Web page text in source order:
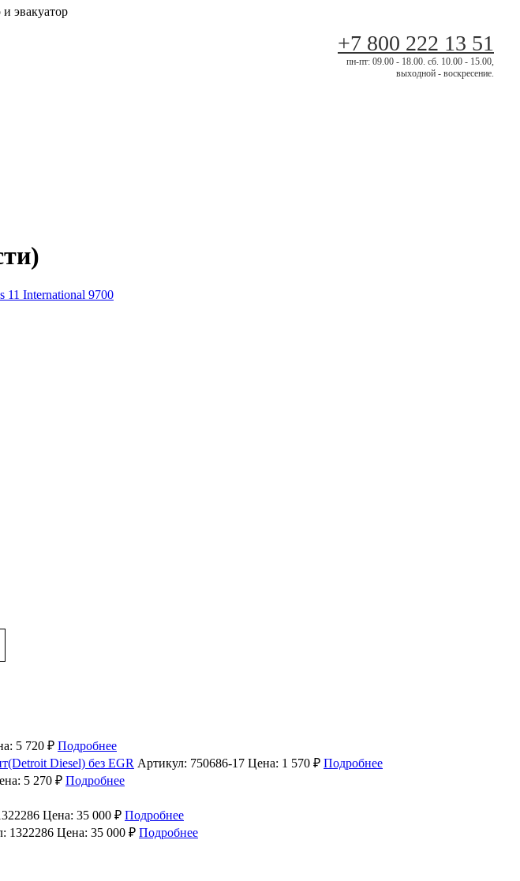
и эвакуатор
+7 800 222 13 51
пн-пт: 09.00 - 18.00. сб. 10.00 - 15.00,
выходной - воскресение.
11 International 9700
5 720 ₽ Подробнее
Diesel) без EGR Артикул: 750686-17 Цена: 1 570 ₽ Подробнее
5 270 ₽ Подробнее
Цена: 35 000 ₽ Подробнее
1322286 Цена: 35 000 ₽ Подробнее